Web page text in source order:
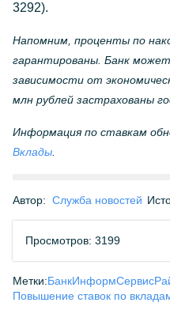
3292).
Напомним, проценты по
гарантированы. Банк
зависимости от
млн рублей застрахованы
Информация по ставкам
Вклады
Автор: Служба новостей
Просмотров: 3199
Метки:БанкИнформСервис
Повышение ставок по